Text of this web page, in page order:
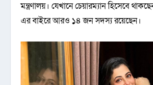
মন্ত্রণালয়। যেখানে চেয়ারম্যান হিসেবে
এর বাইরে আরও ১৪ জন সদস্য রয়েছেন।